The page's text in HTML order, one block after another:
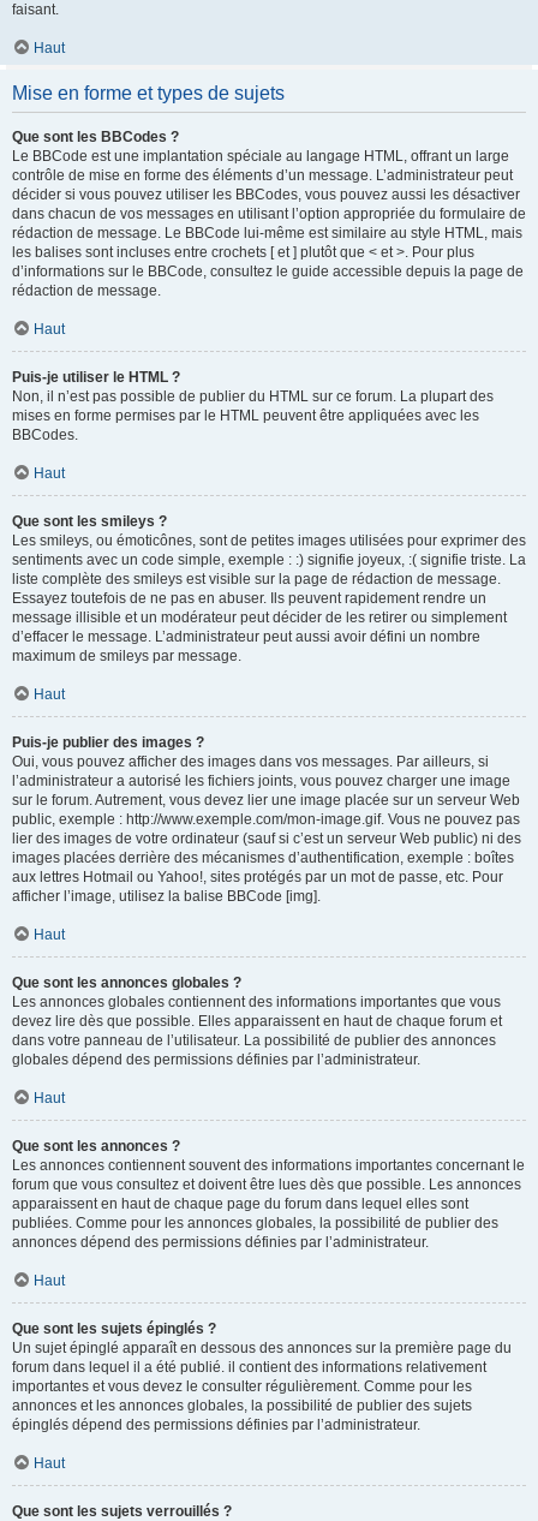
faisant.
Haut
Mise en forme et types de sujets
Que sont les BBCodes ?
Le BBCode est une implantation spéciale au langage HTML, offrant un large
contrôle de mise en forme des éléments d’un message. L’administrateur peut
décider si vous pouvez utiliser les BBCodes, vous pouvez aussi les désactiver
dans chacun de vos messages en utilisant l’option appropriée du formulaire de
rédaction de message. Le BBCode lui-même est similaire au style HTML, mais
les balises sont incluses entre crochets [ et ] plutôt que < et >. Pour plus
d’informations sur le BBCode, consultez le guide accessible depuis la page de
rédaction de message.
Haut
Puis-je utiliser le HTML ?
Non, il n’est pas possible de publier du HTML sur ce forum. La plupart des
mises en forme permises par le HTML peuvent être appliquées avec les
BBCodes.
Haut
Que sont les smileys ?
Les smileys, ou émoticônes, sont de petites images utilisées pour exprimer des
sentiments avec un code simple, exemple : :) signifie joyeux, :( signifie triste. La
liste complète des smileys est visible sur la page de rédaction de message.
Essayez toutefois de ne pas en abuser. Ils peuvent rapidement rendre un
message illisible et un modérateur peut décider de les retirer ou simplement
d’effacer le message. L’administrateur peut aussi avoir défini un nombre
maximum de smileys par message.
Haut
Puis-je publier des images ?
Oui, vous pouvez afficher des images dans vos messages. Par ailleurs, si
l’administrateur a autorisé les fichiers joints, vous pouvez charger une image
sur le forum. Autrement, vous devez lier une image placée sur un serveur Web
public, exemple : http://www.exemple.com/mon-image.gif. Vous ne pouvez pas
lier des images de votre ordinateur (sauf si c’est un serveur Web public) ni des
images placées derrière des mécanismes d’authentification, exemple : boîtes
aux lettres Hotmail ou Yahoo!, sites protégés par un mot de passe, etc. Pour
afficher l’image, utilisez la balise BBCode [img].
Haut
Que sont les annonces globales ?
Les annonces globales contiennent des informations importantes que vous
devez lire dès que possible. Elles apparaissent en haut de chaque forum et
dans votre panneau de l’utilisateur. La possibilité de publier des annonces
globales dépend des permissions définies par l’administrateur.
Haut
Que sont les annonces ?
Les annonces contiennent souvent des informations importantes concernant le
forum que vous consultez et doivent être lues dès que possible. Les annonces
apparaissent en haut de chaque page du forum dans lequel elles sont
publiées. Comme pour les annonces globales, la possibilité de publier des
annonces dépend des permissions définies par l’administrateur.
Haut
Que sont les sujets épinglés ?
Un sujet épinglé apparaît en dessous des annonces sur la première page du
forum dans lequel il a été publié. il contient des informations relativement
importantes et vous devez le consulter régulièrement. Comme pour les
annonces et les annonces globales, la possibilité de publier des sujets
épinglés dépend des permissions définies par l’administrateur.
Haut
Que sont les sujets verrouillés ?